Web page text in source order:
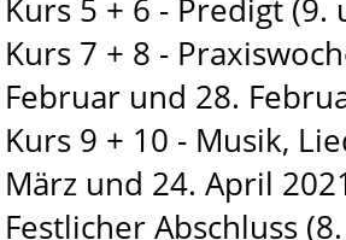
Kurs 5 + 6 - Predigt (9.
Kurs 7 + 8 -
Februar und 28.
Kurs 9 + 10 - Musik,
März und 24. April
Festlicher Abschluss